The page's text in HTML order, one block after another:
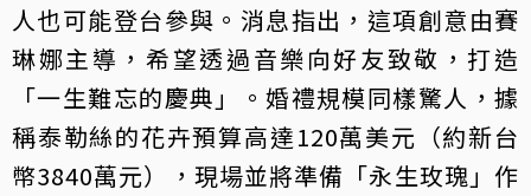
人也可能登台參與。消息指出，這項創意由賽
琳娜主導，希望透過音樂向好友致敬，打造
「一生難忘的慶典」。婚禮規模同樣驚人，據
稱泰勒絲的花卉預算高達120萬美元（約新台
幣3840萬元），現場並將準備「永生玫瑰」作